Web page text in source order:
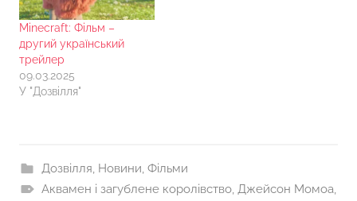
Minecraft: Фільм –
другий український
трейлер
09.03.2025
У "Дозвілля"
Дозвілля, Новини, Фільми
Аквамен і загублене королівство, Джейсон Момоа,